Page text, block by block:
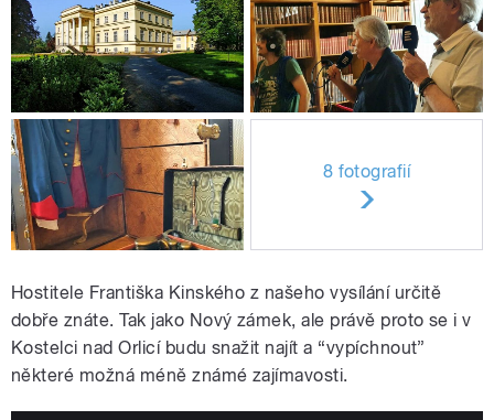
8 fotografií
Hostitele Františka Kinského z našeho vysílání určitě
dobře znáte. Tak jako Nový zámek, ale právě proto se i v
Kostelci nad Orlicí budu snažit najít a “vypíchnout”
některé možná méně známé zajímavosti.